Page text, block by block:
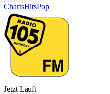
ChartsHitsPop
Jetzt Läuft